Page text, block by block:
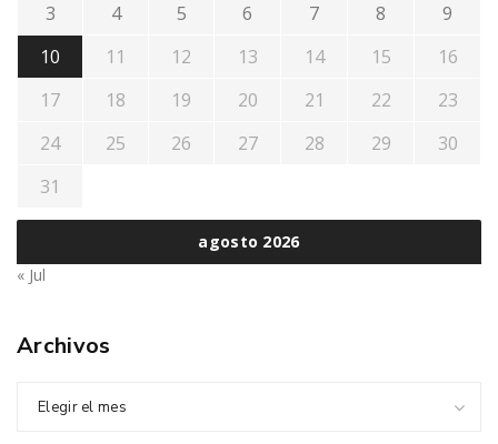
agosto 2026
3
4 5 6 7 8
9
10
11 12 13 14 15
16
17
18 19 20 21 22
23
24
25 26 27 28 29
30
31
« Jul
Archivos
Elegir el mes